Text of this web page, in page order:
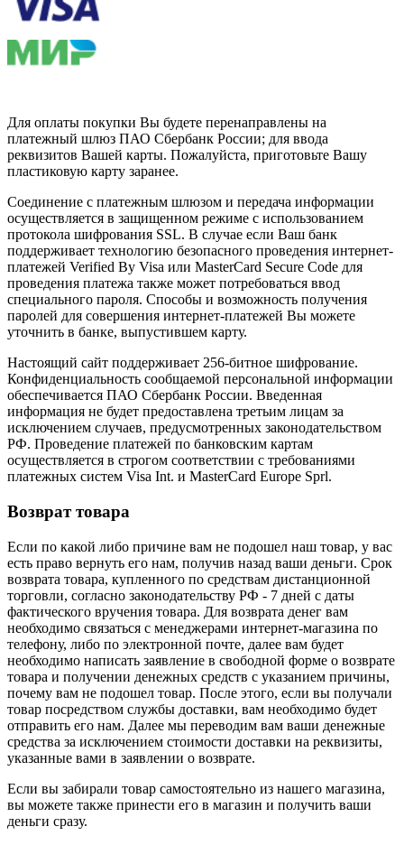
Для оплаты покупки Вы будете перенаправлены на
платежный шлюз ПАО Сбербанк России; для ввода
реквизитов Вашей карты. Пожалуйста, приготовьте Вашу
пластиковую карту заранее.
Соединение с платежным шлюзом и передача информации
осуществляется в защищенном режиме с использованием
протокола шифрования SSL. В случае если Ваш банк
поддерживает технологию безопасного проведения интернет-
платежей Verified By Visa или MasterCard Secure Code для
проведения платежа также может потребоваться ввод
специального пароля. Способы и возможность получения
паролей для совершения интернет-платежей Вы можете
уточнить в банке, выпустившем карту.
Настоящий сайт поддерживает 256-битное шифрование.
Конфиденциальность сообщаемой персональной информации
обеспечивается ПАО Сбербанк России. Введенная
информация не будет предоставлена третьим лицам за
исключением случаев, предусмотренных законодательством
РФ. Проведение платежей по банковским картам
осуществляется в строгом соответствии с требованиями
платежных систем Visa Int. и MasterCard Europe Sprl.
Возврат товара
Если по какой либо причине вам не подошел наш товар, у вас
есть право вернуть его нам, получив назад ваши деньги. Срок
возврата товара, купленного по средствам дистанционной
торговли, согласно законодательству РФ - 7 дней с даты
фактического вручения товара. Для возврата денег вам
необходимо связаться с менеджерами интернет-магазина по
телефону, либо по электронной почте, далее вам будет
необходимо написать заявление в свободной форме о возврате
товара и получении денежных средств с указанием причины,
почему вам не подошел товар. После этого, если вы получали
товар посредством службы доставки, вам необходимо будет
отправить его нам. Далее мы переводим вам ваши денежные
средства за исключением стоимости доставки на реквизиты,
указанные вами в заявлении о возврате.
Если вы забирали товар самостоятельно из нашего магазина,
вы можете также принести его в магазин и получить ваши
деньги сразу.